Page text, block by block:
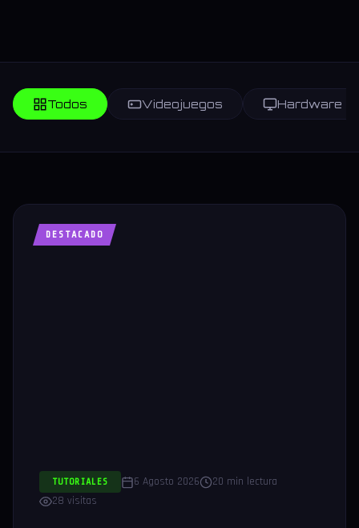
Todos Videojuegos Hardware
DESTACADO
TUTORIALES 6 Agosto 2026
20 min lectura
28 visitas